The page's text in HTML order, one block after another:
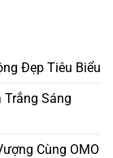
Đẹp Tiêu Biểu
Trắng Sáng
Cùng OMO